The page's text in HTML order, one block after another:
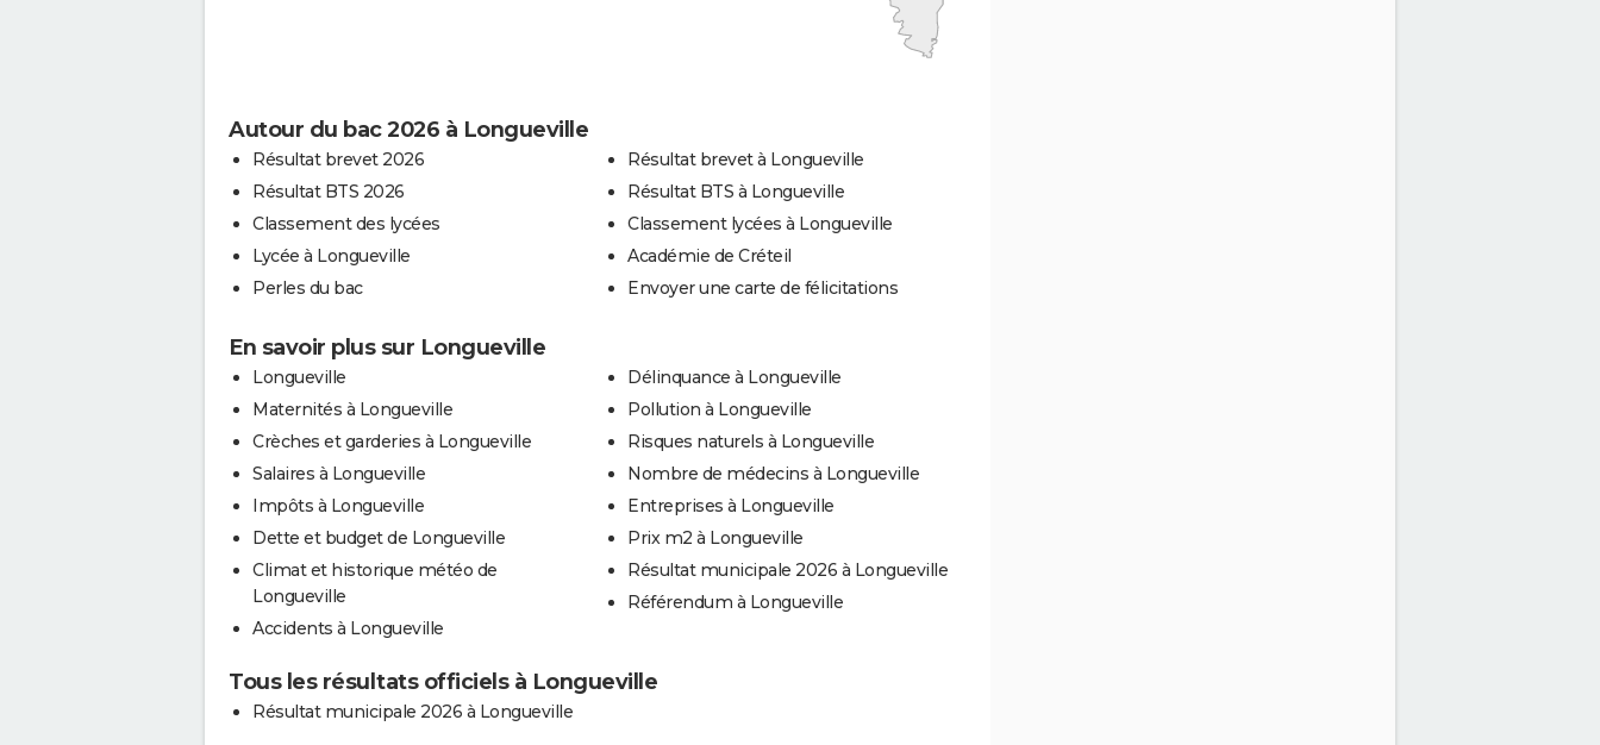
Autour du bac 2026 à Longueville
Résultat brevet 2026
Résultat BTS 2026
Classement des lycées
Lycée à Longueville
Perles du bac
Résultat brevet à Longueville
Résultat BTS à Longueville
Classement lycées à Longueville
Académie de Créteil
Envoyer une carte de félicitations
En savoir plus sur Longueville
Longueville
Maternités à Longueville
Crèches et garderies à Longueville
Salaires à Longueville
Impôts à Longueville
Dette et budget de Longueville
Climat et historique météo de
Longueville
Accidents à Longueville
Délinquance à Longueville
Pollution à Longueville
Risques naturels à Longueville
Nombre de médecins à Longueville
Entreprises à Longueville
Prix m2 à Longueville
Résultat municipale 2026 à Longueville
Référendum à Longueville
Tous les résultats officiels à Longueville
Résultat municipale 2026 à Longueville